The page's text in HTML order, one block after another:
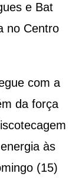
e Bat
no Centro
com a
da força
às
(15)